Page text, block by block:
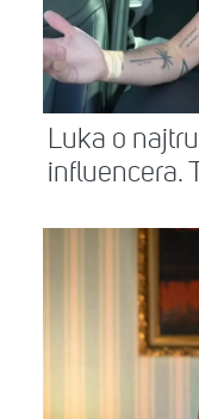
Luka o
influencera.